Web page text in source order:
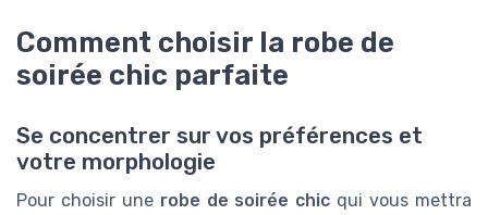
Comment choisir la robe de
soirée chic parfaite
Se concentrer sur vos préférences et
votre morphologie
Pour choisir une robe de soirée chic qui vous mettra